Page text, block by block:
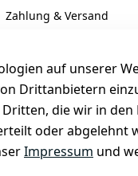
auf unserer
Drittanbietern
die wir in
oder abgelehnt
Impressum und
Zahlung & Versand
Newsletter
Unsere Partner
FAQ